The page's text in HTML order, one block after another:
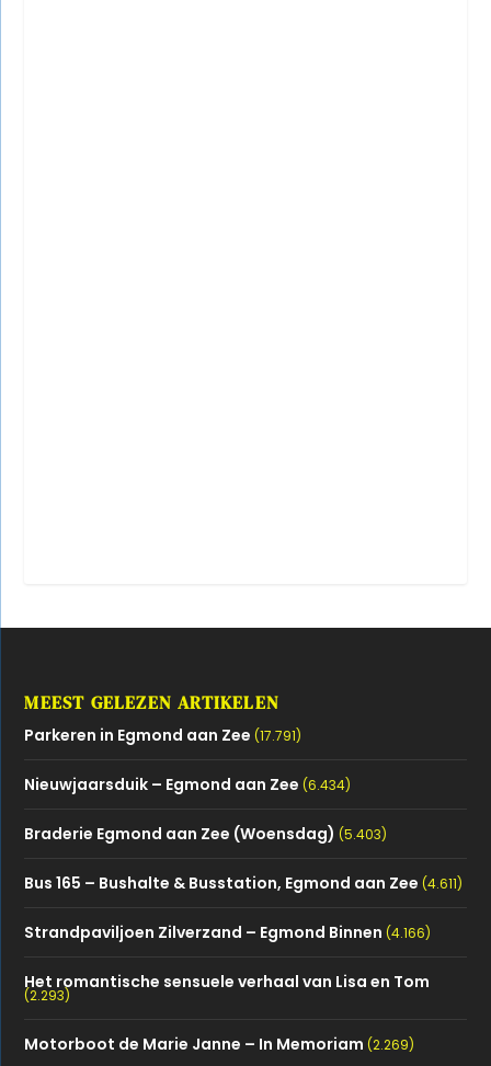
MEEST GELEZEN ARTIKELEN
Parkeren in Egmond aan Zee (17.791)
Nieuwjaarsduik – Egmond aan Zee (6.434)
Braderie Egmond aan Zee (Woensdag) (5.403)
Bus 165 – Bushalte & Busstation, Egmond aan Zee (4.611)
Strandpaviljoen Zilverzand – Egmond Binnen (4.166)
Het romantische sensuele verhaal van Lisa en Tom
(2.293)
Motorboot de Marie Janne – In Memoriam (2.269)